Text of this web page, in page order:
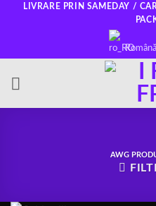
LIVRARE PRIN SAMEDAY /
Română
AWG